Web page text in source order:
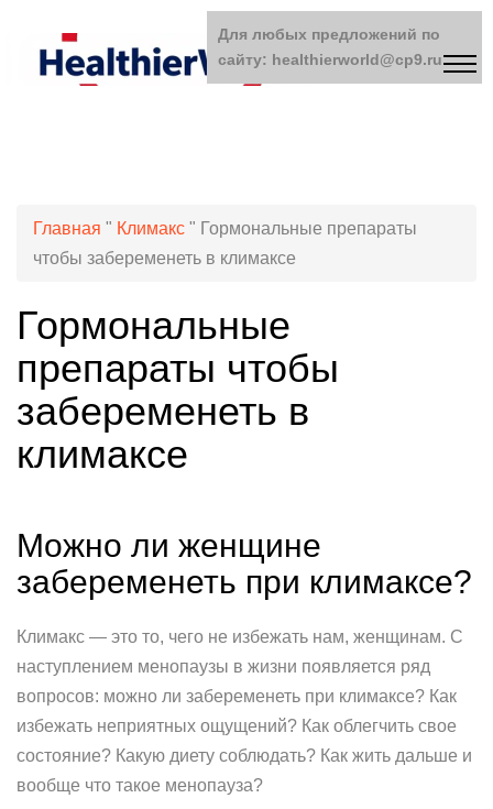
Главная " Климакс " Гормональные препараты
чтобы забеременеть в климаксе
Гормональные
препараты чтобы
забеременеть в
климаксе
Можно ли женщине
забеременеть при климаксе?
Климакс — это то, чего не избежать нам, женщинам. С
наступлением менопаузы в жизни появляется ряд
вопросов: можно ли забеременеть при климаксе? Как
избежать неприятных ощущений? Как облегчить свое
состояние? Какую диету соблюдать? Как жить дальше и
вообще что такое менопауза?
Для любых предложений по
сайту: healthierworld@cp9.ru